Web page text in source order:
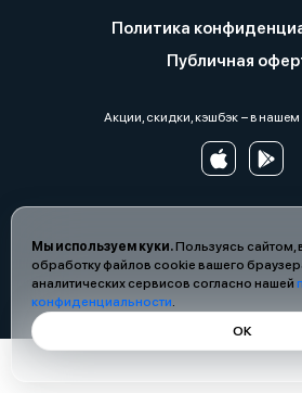
Мы используем куки.Пользуясь сайтом,
обработку файлов cookie вашего
аналитических сервисов согласно нашей
конфиденциальности.
ОК
Политика
Публичная
Акции, скидки, кэшбэк − в